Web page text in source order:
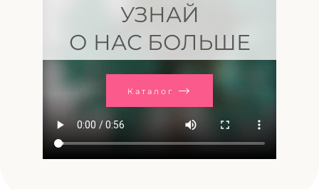
УЗНАЙ
О НАС БОЛЬШЕ
Каталог